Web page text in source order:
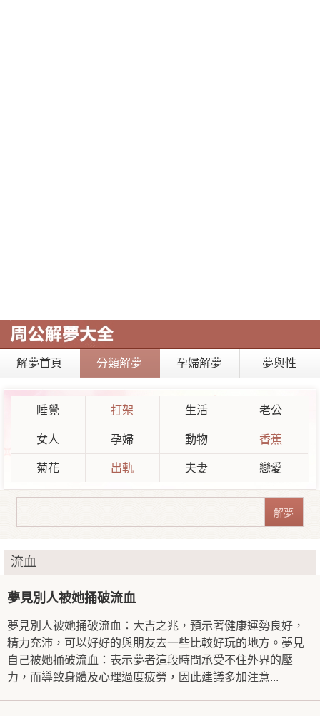
解夢首頁 分類解夢 孕婦解夢 夢與性
睡覺 打架 生活 老公
女人 孕婦 動物 香蕉
菊花 出軌 夫妻 戀愛
流血
夢見別人被她捅破流血
夢見別人被她捅破流血：大吉之兆，預示著健康運勢良好，
精力充沛，可以好好的與朋友去一些比較好玩的地方。夢見
自己被她捅破流血：表示夢者這段時間承受不住外界的壓
力，而導致身體及心理過度疲勞，因此建議多加注意...